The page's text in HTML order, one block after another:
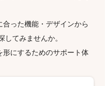
った機能・デザインから
してみませんか。
形にするためのサポート体